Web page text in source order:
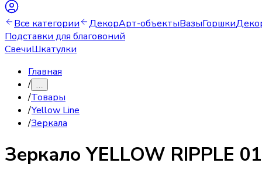
Все категории ДекорАрт-объектыВазыГоршки
Подставки для благовоний
СвечиШкатулки
Главная
/ …
/Товары
/Yellow Line
/Зеркала
Зеркало YELLOW RIPPLE 01